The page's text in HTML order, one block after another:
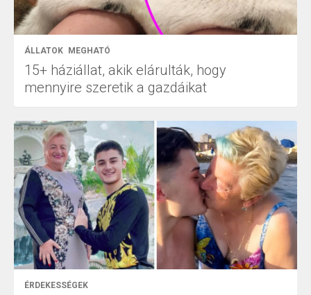
ÁLLATOK MEGHATÓ
15+ háziállat, akik elárulták, hogy
mennyire szeretik a gazdáikat
ÉRDEKESSÉGEK